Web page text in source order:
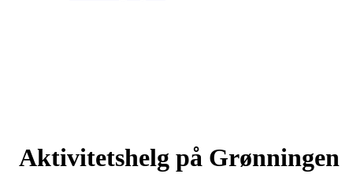
Aktivitetshelg på Grønningen